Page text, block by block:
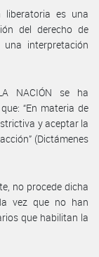
liberatoria es una
del derecho de
interpretación
NACIÓN se ha
“En materia de
y aceptar la
(Dictámenes
no procede dicha
vez que no han
que habilitan la